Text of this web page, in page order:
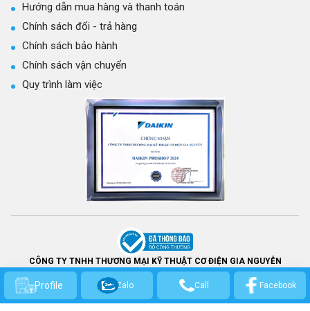
Hướng dẫn mua hàng và thanh toán
Chính sách đổi - trả hàng
Chính sách bảo hành
Chính sách vận chuyển
Quy trình làm việc
CÔNG TY TNHH THƯƠNG MẠI KỸ THUẬT CƠ ĐIỆN GIA NGUYỄN
GPKD số: 0314301569 - Cấp ngày 21/03/2017 bởi Sở Kế hoạch và Đầu Tư
Profile Zalo Call Facebook